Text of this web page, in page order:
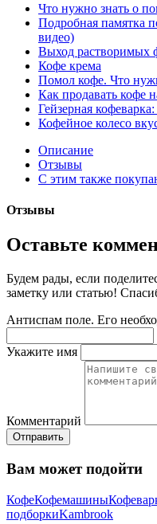
Что нужно знать о
Подробная памятка
видео)
Выход растворимых
Кофе крема
Помол кофе. Что
Как продавать кофе
Гейзерная
Кофейное колесо
Описание
Отзывы
С этим также
Отзывы
Оставьте
Будем рады, если
заметку или статью!
Антиспам поле. Его
Укажите имя
Комментарий
Отправить
Вам может подойти
КофеКофемашины
подборкиKambrook